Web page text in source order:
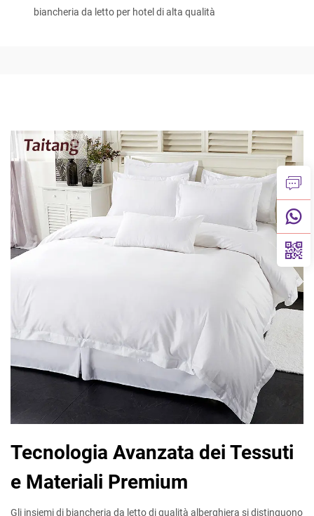
biancheria da letto per hotel di alta qualità
Tecnologia Avanzata dei Tessuti
e Materiali Premium
Gli insiemi di biancheria da letto di qualità alberghiera si distinguono